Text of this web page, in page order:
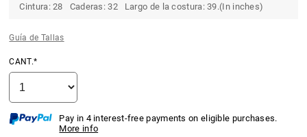
Cintura: 28 Caderas: 32 Largo de la costura: 39.(In inches)
Guía de Tallas
CANT.*
Pay in 4 interest-free payments on eligible purchases.
More info